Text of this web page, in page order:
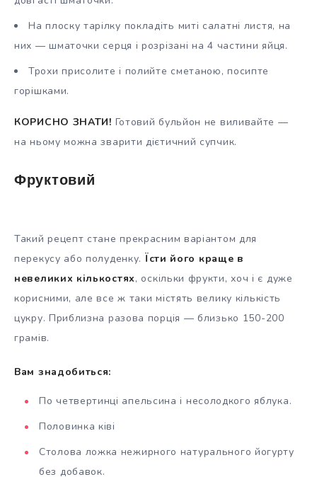
На плоску тарілку покладіть миті салатні листя, на
них — шматочки серця і розрізані на 4 частини яйця.
Трохи присолите і полийте сметаною, посипте
горішками.
КОРИСНО ЗНАТИ! Готовий бульйон не виливайте —
на ньому можна зварити дієтичний супчик.
Фруктовий
Такий рецепт стане прекрасним варіантом для
перекусу або полуденку. Їсти його краще в
невеликих кількостях, оскільки фрукти, хоч і є дуже
корисними, але все ж таки містять велику кількість
цукру. Приблизна разова порція — близько 150-200
грамів.
Вам знадобиться:
По четвертинці апельсина і несолодкого яблука.
Половинка ківі
Столова ложка нежирного натурального йогурту
без добавок.